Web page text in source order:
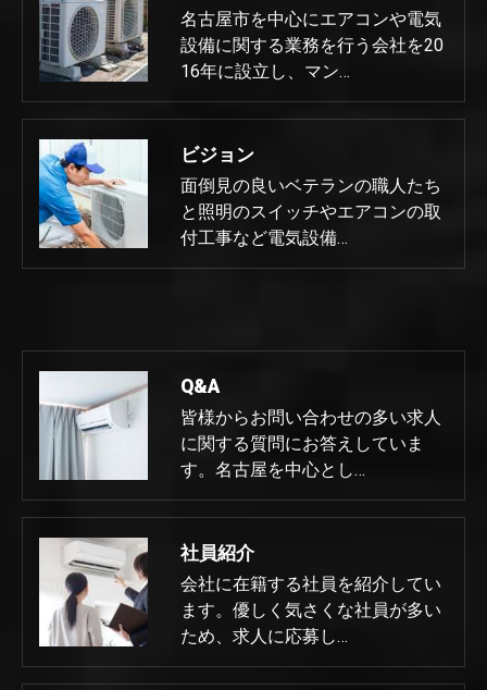
名古屋市を中心にエアコンや電気
設備に関する業務を行う会社を20
16年に設立し、マン…
ビジョン
面倒見の良いベテランの職人たち
と照明のスイッチやエアコンの取
付工事など電気設備…
Q&A
皆様からお問い合わせの多い求人
に関する質問にお答えしていま
す。名古屋を中心とし…
社員紹介
会社に在籍する社員を紹介してい
ます。優しく気さくな社員が多い
ため、求人に応募し…